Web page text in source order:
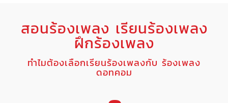
สอนร้องเพลง เรียนร้องเพลง
ฝึกร้องเพลง
ทำไมต้องเลือกเรียนร้องเพลงกับ ร้องเพลง
ดอทคอม